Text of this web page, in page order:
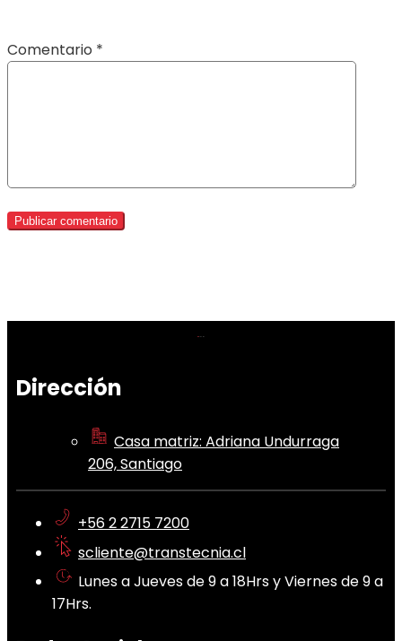
Comentario *
Dirección
Casa matriz: Adriana Undurraga
206, Santiago
+56 2 2715 7200
scliente@transtecnia.cl
Lunes a Jueves de 9 a 18Hrs y Viernes de 9 a
17Hrs.